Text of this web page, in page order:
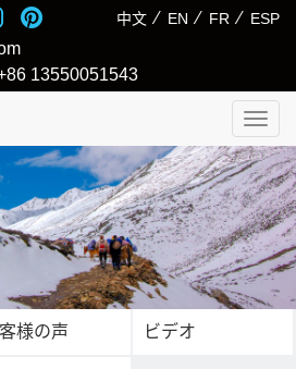
中文 ⁄ EN ⁄ FR ⁄ ESP
13550051543
様の声 ビデオ